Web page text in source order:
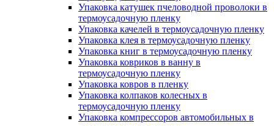
Упаковка катушек пчеловодной проволоки в
термоусадочную пленку
Упаковка качелей в термоусадочную пленку
Упаковка клея в термоусадочную пленку
Упаковка книг в термоусадочную пленку
Упаковка ковриков в ванну в
термоусадочную пленку
Упаковка ковров в пленку
Упаковка колпаков колесных в
термоусадочную пленку
Упаковка компрессоров автомобильных в